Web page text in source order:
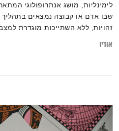
לימינליות, מושג אנתרופולוגי
שבו אדם או קבוצה נמצאים בתהליך
זהויות, ללא השתייכות מוגדרת
תשובות בפרק החדש של המניע
אודיו